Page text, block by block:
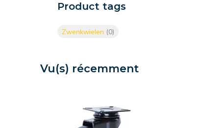
Product tags
Zwenkwielen (0)
Vu(s) récemment